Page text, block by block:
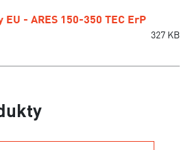
- ARES 150-350 TEC ErP
327 KB